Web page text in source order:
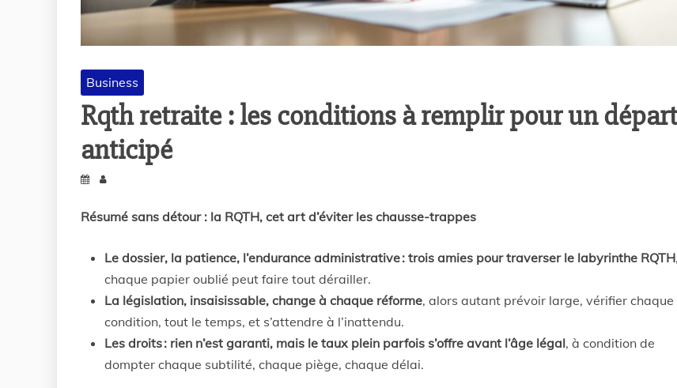
Business
Rqth retraite : les conditions à remplir pour un départ
anticipé
Résumé sans détour : la RQTH, cet art d’éviter les chausse-trappes
Le dossier, la patience, l’endurance administrative : trois amies pour traverser le labyrinthe RQTH
chaque papier oublié peut faire tout dérailler.
La législation, insaisissable, change à chaque réforme, alors autant prévoir large, vérifier chaque
condition, tout le temps, et s’attendre à l’inattendu.
Les droits : rien n’est garanti, mais le taux plein parfois s’offre avant l’âge légal, à condition de
dompter chaque subtilité, chaque piège, chaque délai.